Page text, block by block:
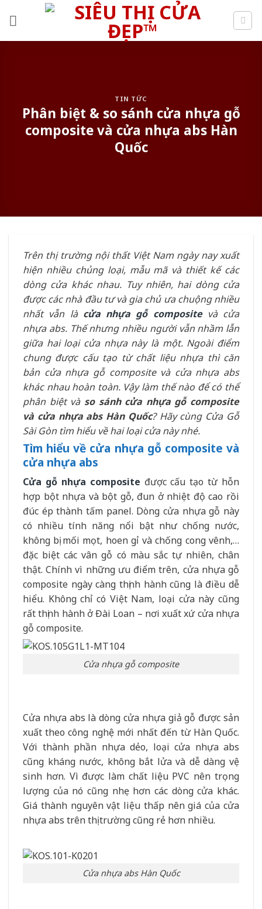
TIN TỨC
Phân biệt & so sánh cửa nhựa gỗ
composite và cửa nhựa abs Hàn
Quốc
Trên thị trường nội thất Việt Nam ngày nay xuất
hiện nhiều chủng loại, mẫu mã và thiết kế các
dòng cửa khác nhau. Tuy nhiên, hai dòng cửa
được các nhà đầu tư và gia chủ ưa chuộng nhiều
nhất vẫn là cửa nhựa gỗ compositevà cửa
nhựa abs. Thế nhưng nhiều người vẫn nhầm lẫn
giữa hai loại cửa nhựa này là một. Ngoài điểm
chung được cấu tạo từ chất liệu nhựa thì căn
bản cửa nhựa gỗ composite và cửa nhựa abs
khác nhau hoàn toàn. Vậy làm thế nào để có thể
phân biệt và so sánh cửa nhựa gỗ composite
và cửa nhựa abs Hàn Quốc? Hãy cùng Cửa Gỗ
Sài Gòn tìm hiểu về hai loại cửa này nhé.
Tìm hiểu về cửa nhựa gỗ composite và
cửa nhựa abs
Cửa gỗ nhựa composite được cấu tạo từ hỗn
hợp bột nhựa và bột gỗ, đun ở nhiệt độ cao rồi
đúc ép thành tấm panel. Dòng cửa nhựa gỗ này
có nhiều tính năng nổi bật như chống nước,
không bị mối mọt, hoen gỉ và chống cong vênh,…
đặc biệt các vân gỗ có màu sắc tự nhiên, chân
thật. Chính vì những ưu điểm trên, cửa nhựa gỗ
composite ngày càng thịnh hành cũng là điều dễ
hiểu. Không chỉ có Việt Nam, loại cửa này cũng
rất thịnh hành ở Đài Loan – nơi xuất xứ cửa nhựa
gỗ composite.
Cửa nhựa gỗ composite
Cửa nhựa abs là dòng cửa nhựa giả gỗ được sản
xuất theo công nghệ mới nhất đến từ Hàn Quốc.
Với thành phần nhựa dẻo, loại cửa nhựa abs
cũng kháng nước, không bắt lửa và dễ dàng vệ
sinh hơn. Vì được làm chất liệu PVC nên trọng
lượng của nó cũng nhẹ hơn các dòng cửa khác.
Giá thành nguyên vật liệu thấp nên giá của cửa
nhựa abs trên thị trường cũng rẻ hơn nhiều.
Cửa nhựa abs Hàn Quốc